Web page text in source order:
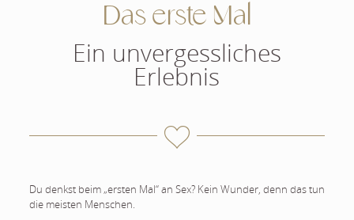
Das erste Mal
Ein unvergessliches
Erlebnis
Du denkst beim „ersten Mal“ an Sex? Kein Wunder, denn das tun
die meisten Menschen.